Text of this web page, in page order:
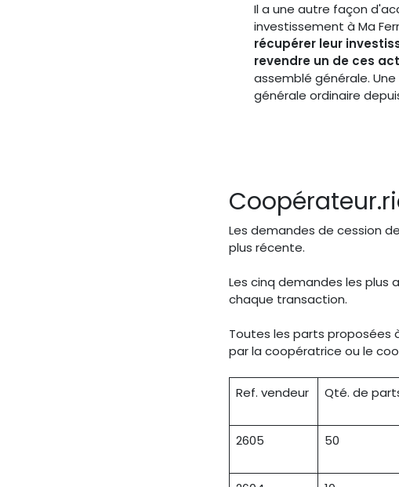
Il a une autre façon
investissement à Ma
récupérer leur
revendre un de ces
assemblé générale.
générale ordinaire
Les demandes de cession
plus récente.
Les cinq demandes les plus
chaque transaction.
Toutes les parts proposées
par la coopératrice ou le
Ref. vendeur Qté. de
2605
50